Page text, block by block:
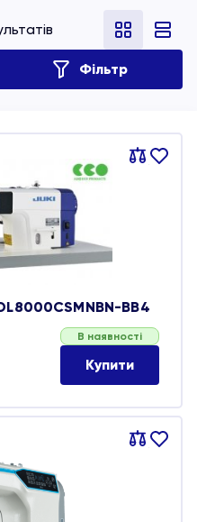
Фільтр
Порівняти
В
BB4
В наявності
Купити
Порівняти
В